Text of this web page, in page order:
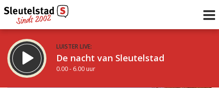
LUISTER LIVE:
De nacht van Sleutelstad
0.00 - 6.00 uur